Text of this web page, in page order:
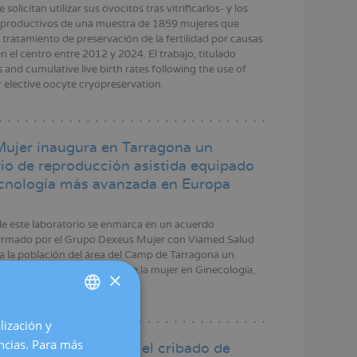
solicitan utilizar sus ovocitos tras vitrificarlos- y los
de una muestra de 1859 mujeres que
tratamiento de preservación de la fertilidad por causas
el centro entre 2012 y 2024. El trabajo, titulado
and cumulative live birth rates following the use of
elective oocyte cryopreservation.
inaugura en Tarragona un
de reproducción asistida equipado
más avanzada en Europa
este laboratorio se enmarca en un acuerdo
por el Grupo Dexeus Mujer con Viamed Salud
la población del área del Camp de Tarragona un
en salud integral de la mujer en Ginecología,
sugiere actualizar el cribado de
CATALÀ
×
y
Para más